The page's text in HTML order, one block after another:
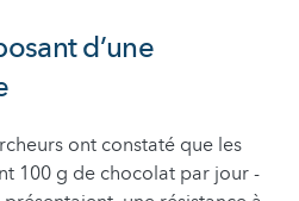
d’une
ont constaté que les
100 g de chocolat par jour -